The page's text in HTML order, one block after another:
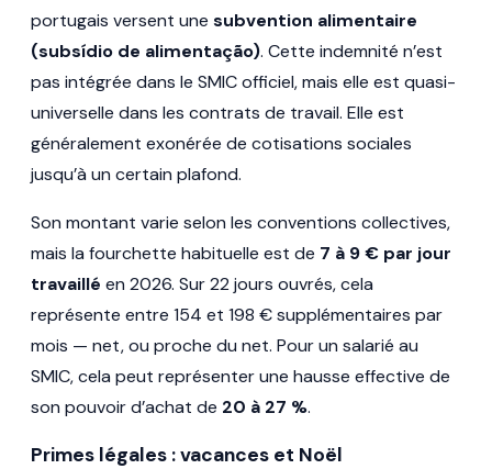
portugais versent une subvention alimentaire
(subsídio de alimentação). Cette indemnité n’est
pas intégrée dans le SMIC officiel, mais elle est quasi-
universelle dans les contrats de travail. Elle est
généralement exonérée de cotisations sociales
jusqu’à un certain plafond.
Son montant varie selon les conventions collectives,
mais la fourchette habituelle est de 7 à 9 € par jour
travaillé en 2026. Sur 22 jours ouvrés, cela
représente entre 154 et 198 € supplémentaires par
mois — net, ou proche du net. Pour un salarié au
SMIC, cela peut représenter une hausse effective de
son pouvoir d’achat de 20 à 27 %.
Primes légales : vacances et Noël